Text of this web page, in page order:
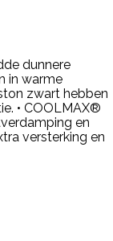
dunnere
in warme
zwart hebben
• COOLMAX®
en
versterking en